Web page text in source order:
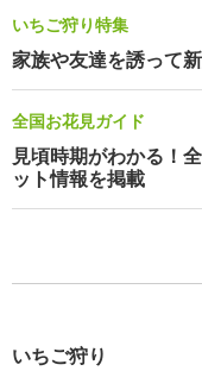
いちご狩り特集
家族や友達を誘って
全国お花見ガイド
見頃時期がわかる！
ット情報を掲載
いちご狩り